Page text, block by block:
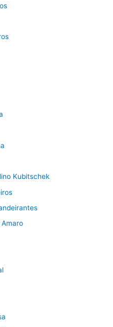
Kubitschek
Amaro